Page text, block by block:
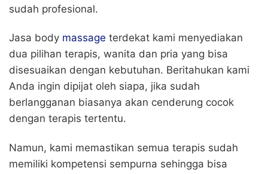
sudah profesional.
Jasa body massage terdekat kami menyediakan
dua pilihan terapis, wanita dan pria yang bisa
disesuaikan dengan kebutuhan. Beritahukan kami
Anda ingin dipijat oleh siapa, jika sudah
berlangganan biasanya akan cenderung cocok
dengan terapis tertentu.
Namun, kami memastikan semua terapis sudah
memiliki kompetensi sempurna sehingga bisa